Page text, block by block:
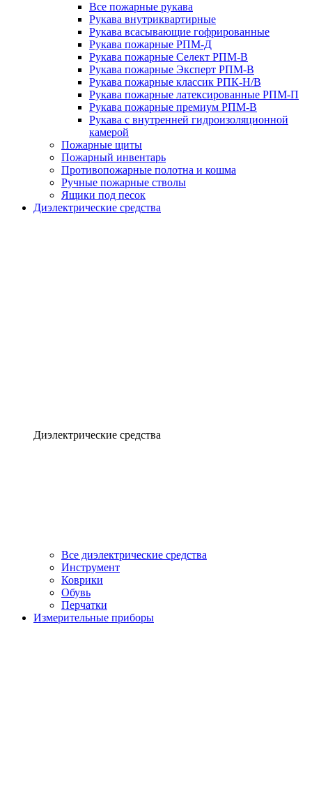
Все пожарные рукава
Рукава внутриквартирные
Рукава всасывающие гофрированные
Рукава пожарные РПМ-Д
Рукава пожарные Селект РПМ-В
Рукава пожарные Эксперт РПМ-В
Рукава пожарные классик РПК-Н/В
Рукава пожарные латексированные РПМ-П
Рукава пожарные премиум РПМ-В
Рукава с внутренней гидроизоляционной
камерой
Пожарные щиты
Пожарный инвентарь
Противопожарные полотна и кошма
Ручные пожарные стволы
Ящики под песок
Диэлектрические средства
Диэлектрические средства
Все диэлектрические средства
Инструмент
Коврики
Обувь
Перчатки
Измерительные приборы